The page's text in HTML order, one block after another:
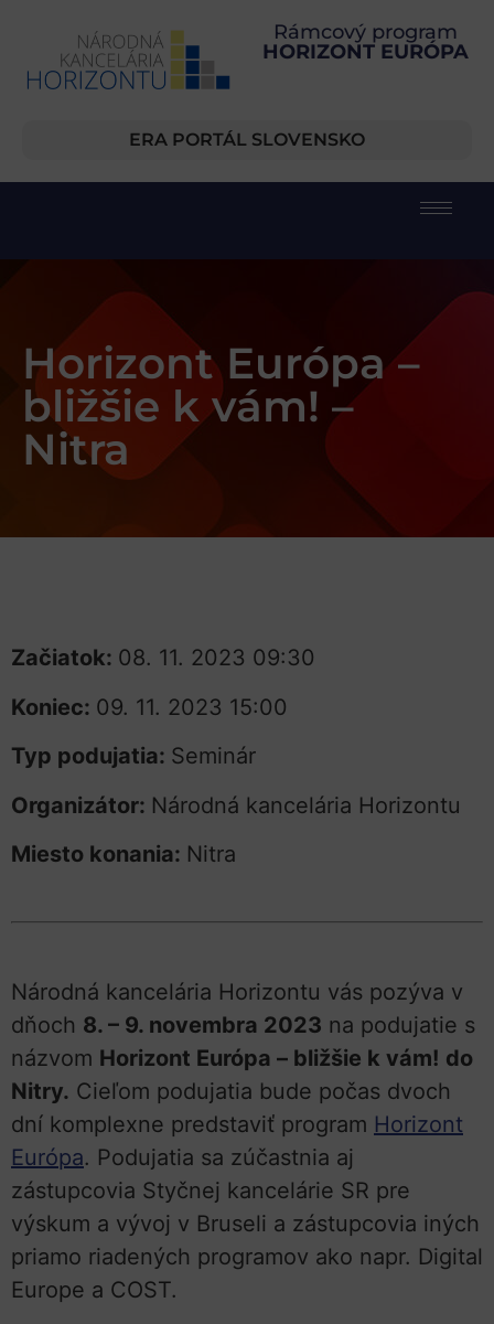
Rámcový program
HORIZONT EURÓPA
ERA PORTÁL SLOVENSKO
Horizont Európa –
bližšie k vám! –
Nitra
Začiatok: 08. 11. 2023 09:30
Koniec: 09. 11. 2023 15:00
Typ podujatia: Seminár
Organizátor: Národná kancelária Horizontu
Miesto konania: Nitra
Národná kancelária Horizontu vás pozýva v
dňoch 8. – 9. novembra 2023 na podujatie s
názvom Horizont Európa – bližšie k vám! do
Nitry. Cieľom podujatia bude počas dvoch
dní komplexne predstaviť program Horizont
Európa. Podujatia sa zúčastnia aj
zástupcovia Styčnej kancelárie SR pre
výskum a vývoj v Bruseli a zástupcovia iných
priamo riadených programov ako napr. Digital
Europe a COST.